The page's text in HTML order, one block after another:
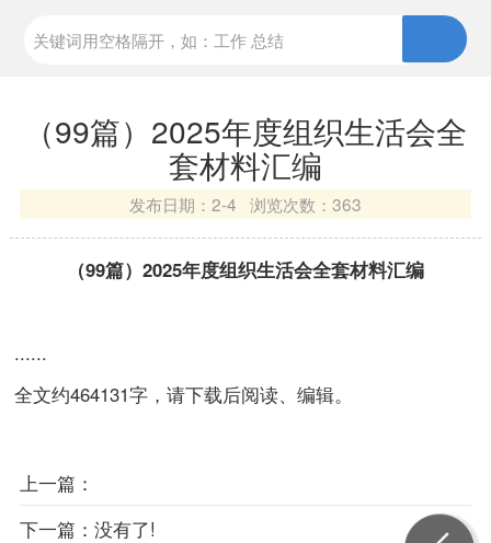
（99篇）2025年度组织生活会全
套材料汇编
发布日期： 2-4 浏览次数： 363
（99篇）2025年度组织生活会全套材料汇编
......
全文约464131字，请下载后阅读、编辑。
上一篇：
下一篇： 没有了!